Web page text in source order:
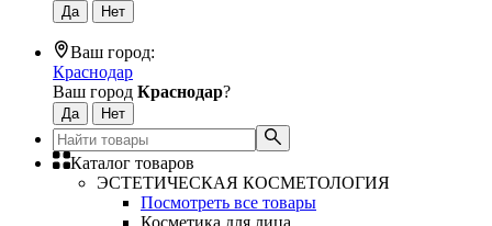
Ваш город:
Краснодар
Ваш город Краснодар?
Каталог товаров
ЭСТЕТИЧЕСКАЯ КОСМЕТОЛОГИЯ
Посмотреть все товары
Косметика для лица